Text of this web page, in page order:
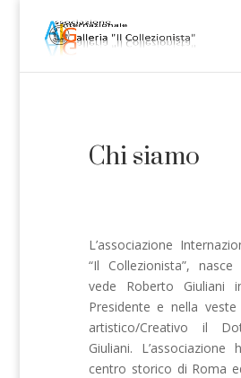
Chi siamo
L’associazione
“Il Collezionista”,
vede Roberto Giuliani
Presidente e nella
artistico/Creativo il
Giuliani.
centro storico di Roma